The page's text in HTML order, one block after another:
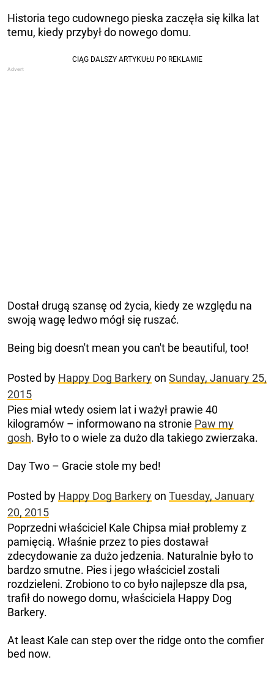
Historia tego cudownego pieska zaczęła się kilka lat
temu, kiedy przybył do nowego domu.
Dostał drugą szansę od życia, kiedy ze względu na
swoją wagę ledwo mógł się ruszać.
Being big doesn't mean you can't be beautiful, too!
Posted by Happy Dog Barkeryon Sunday, January 25,
2015
Pies miał wtedy osiem lat i ważył prawie 40
kilogramów – informowano na stronie Paw my
gosh. Było to o wiele za dużo dla takiego zwierzaka.
Day Two – Gracie stole my bed!
Posted by Happy Dog Barkeryon Tuesday, January
20, 2015
Poprzedni właściciel Kale Chipsa miał problemy z
pamięcią. Właśnie przez to pies dostawał
zdecydowanie za dużo jedzenia. Naturalnie było to
bardzo smutne. Pies i jego właściciel zostali
rozdzieleni. Zrobiono to co było najlepsze dla psa,
trafił do nowego domu, właściciela Happy Dog
Barkery.
At least Kale can step over the ridge onto the comfier
bed now.